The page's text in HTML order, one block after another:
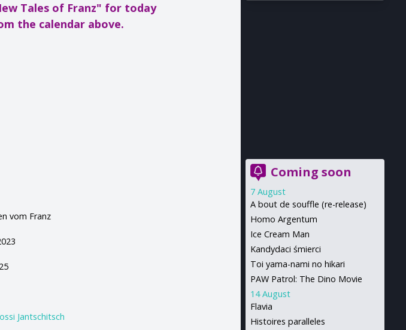
Tales of Franz" for today
the calendar above.
vom Franz
Jantschitsch
Coming soon
7 August
A bout de souffle (re-release)
Homo Argentum
Ice Cream Man
Kandydaci śmierci
Toi yama-nami no hikari
PAW Patrol: The Dino Movie
14 August
Flavia
Histoires paralleles